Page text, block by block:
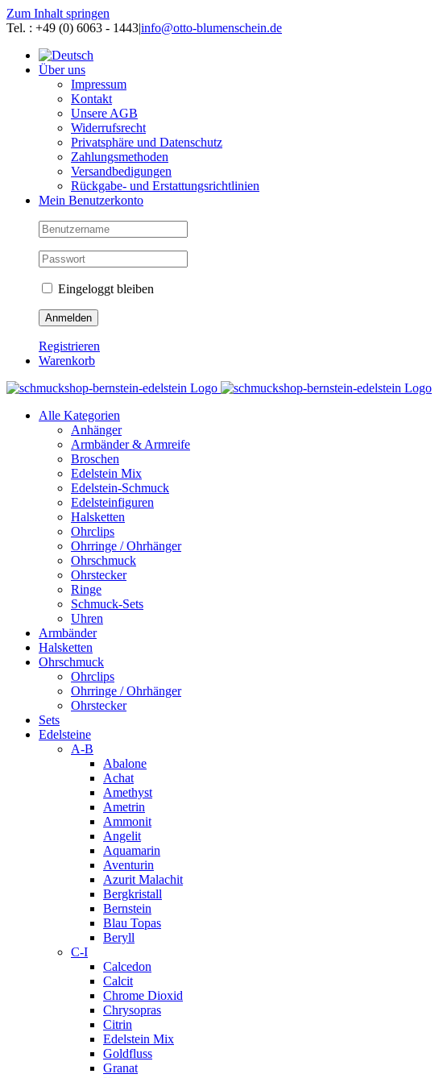
Zum Inhalt springen
Tel. : +49 (0) 6063 - 1443|info@otto-blumenschein.de
Über uns
Impressum
Kontakt
Unsere AGB
Widerrufsrecht
Privatsphäre und Datenschutz
Zahlungsmethoden
Versandbedigungen
Rückgabe- und Erstattungsrichtlinien
Mein Benutzerkonto
Eingeloggt bleiben
Registrieren
Warenkorb
Alle Kategorien
Anhänger
Armbänder & Armreife
Broschen
Edelstein Mix
Edelstein-Schmuck
Edelsteinfiguren
Halsketten
Ohrclips
Ohrringe / Ohrhänger
Ohrschmuck
Ohrstecker
Ringe
Schmuck-Sets
Uhren
Armbänder
Halsketten
Ohrschmuck
Ohrclips
Ohrringe / Ohrhänger
Ohrstecker
Sets
Edelsteine
A-B
Abalone
Achat
Amethyst
Ametrin
Ammonit
Angelit
Aquamarin
Aventurin
Azurit Malachit
Bergkristall
Bernstein
Blau Topas
Beryll
C-I
Calcedon
Calcit
Chrome Dioxid
Chrysopras
Citrin
Edelstein Mix
Goldfluss
Granat